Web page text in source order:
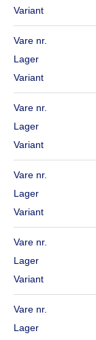
Variant
Vare nr.
Lager
Variant
Vare nr.
Lager
Variant
Vare nr.
Lager
Variant
Vare nr.
Lager
Variant
Vare nr.
Lager